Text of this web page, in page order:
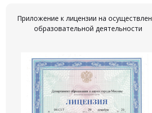
Приложение к лицензии на
образовательной деятельности